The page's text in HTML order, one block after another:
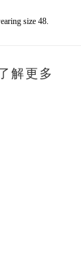
size 48.
解更多